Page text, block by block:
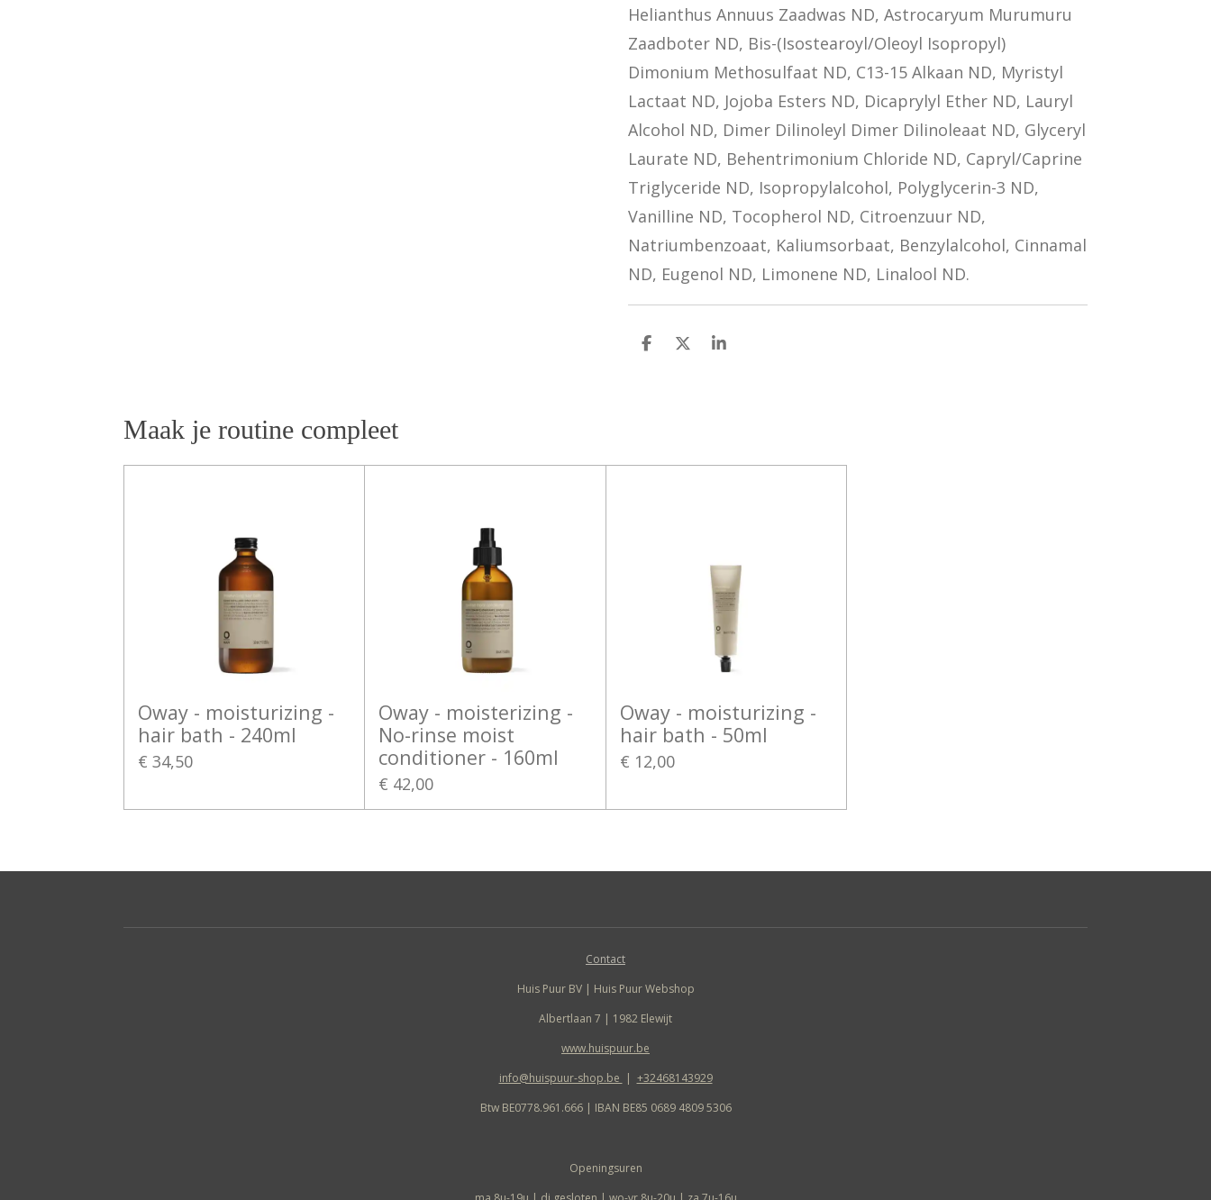
Helianthus Annuus Zaadwas ND, Astrocaryum Murumuru
Zaadboter ND, Bis-(Isostearoyl/Oleoyl Isopropyl)
Dimonium Methosulfaat ND, C13-15 Alkaan ND, Myristyl
Lactaat ND, Jojoba Esters ND, Dicaprylyl Ether ND, Lauryl
Alcohol ND, Dimer Dilinoleyl Dimer Dilinoleaat ND, Glyceryl
Laurate ND, Behentrimonium Chloride ND, Capryl/Caprine
Triglyceride ND, Isopropylalcohol, Polyglycerin-3 ND,
Vanilline ND, Tocopherol ND, Citroenzuur ND,
Natriumbenzoaat, Kaliumsorbaat, Benzylalcohol, Cinnamal
ND, Eugenol ND, Limonene ND, Linalool ND.
D
D
S
Maak je routine compleet
Oway - moisturizing -
hair bath - 240ml
€ 34,50
Oway - moisterizing -
No-rinse moist
conditioner - 160ml
€ 42,00
Oway - moisturizing -
hair bath - 50ml
€ 12,00
Contact
Huis Puur BV | Huis Puur Webshop
Albertlaan 7 | 1982 Elewijt
www.huispuur.be
info@huispuur-shop.be | +32468143929
Btw BE0778.961.666 | IBAN BE85 0689 4809 5306
Openingsuren